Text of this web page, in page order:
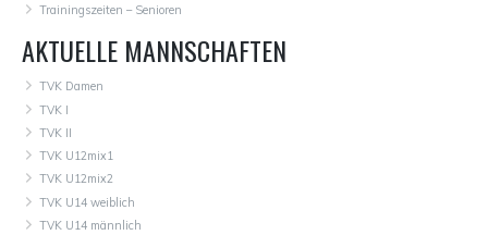
Trainingszeiten – Senioren
AKTUELLE MANNSCHAFTEN
TVK Damen
TVK I
TVK II
TVK U12mix1
TVK U12mix2
TVK U14 weiblich
TVK U14 männlich